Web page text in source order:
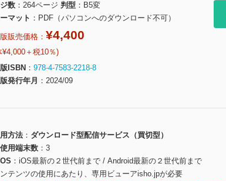
数
264ページ 判型
B5変
マット
PDF（パソコンへのダウンロード不可）
販売価格： ¥4,400
¥4,000＋税10％)
ISBN
978-4-7583-2218-8
発行年月
2024/09
方法
ダウンロード型配信サービス（買切型）
用端末数
3
iOS最新の２世代前まで / Android最新の２世代前まで
テンツの使用にあたり、専用ビューアisho.jpが必要